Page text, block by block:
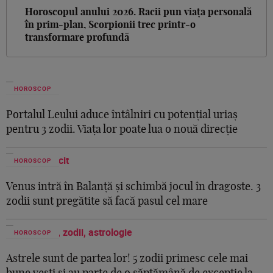
Horoscopul anului 2026. Racii pun viața personală
în prim-plan, Scorpionii trec printr-o
transformare profundă
HOROSCOP
Portalul Leului aduce întâlniri cu potențial uriaș
pentru 3 zodii. Viața lor poate lua o nouă direcție
HOROSCOP
Venus intră în Balanță și schimbă jocul în dragoste. 3
zodii sunt pregătite să facă pasul cel mare
HOROSCOP
Astrele sunt de partea lor! 5 zodii primesc cele mai